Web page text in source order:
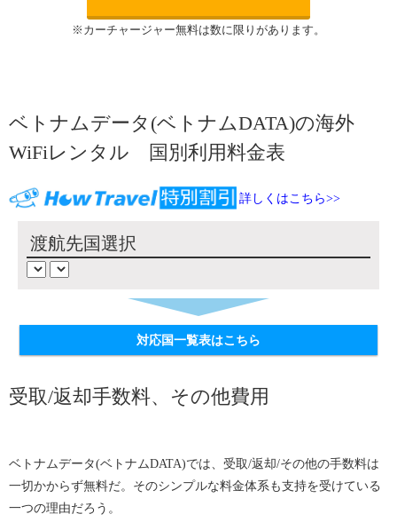
※カーチャージャー無料は数に限りがあります。
ベトナムデータ(ベトナムDATA)の海外
WiFiレンタル 国別利用料金表
詳しくはこちら>>
渡航先国選択
対応国一覧表はこちら
受取/返却手数料、その他費用
ベトナムデータ(ベトナムDATA)では、受取/返却/その他の手数料は
一切かからず無料だ。そのシンプルな料金体系も支持を受けている
一つの理由だろう。